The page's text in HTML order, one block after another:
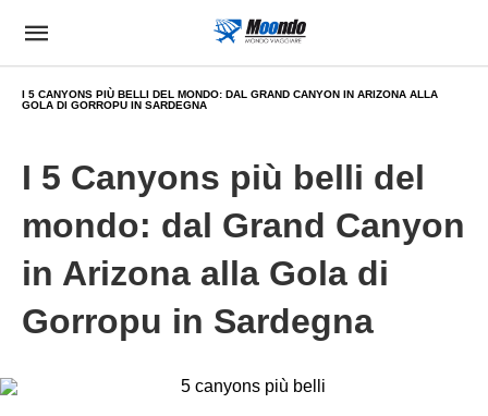
I 5 CANYONS PIÙ BELLI DEL MONDO: DAL GRAND CANYON IN ARIZONA ALLA
GOLA DI GORROPU IN SARDEGNA
I 5 Canyons più belli del
mondo: dal Grand Canyon
in Arizona alla Gola di
Gorropu in Sardegna